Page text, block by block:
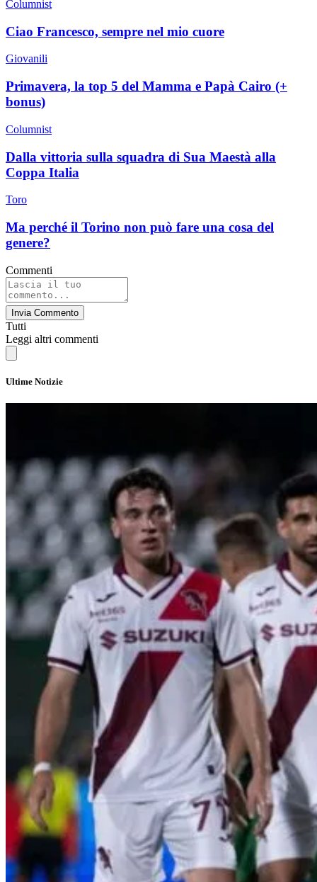
Columnist
Ciao Francesco, sempre nel mio cuore
Giovanili
Primavera, la top 5 del Mamma e Papà Cairo (+
bonus)
Columnist
Dalla vittoria sulla squadra di Sua Maestà alla
Coppa Italia
Toro
Ma perché il Torino non può fare una cosa del
genere?
Commenti
Invia Commento
Tutti
Leggi altri commenti
Ultime Notizie